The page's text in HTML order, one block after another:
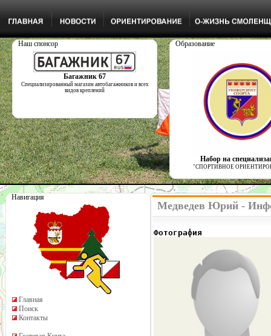
Наш спонсор
Багажник 67
Специализированный магазин автобагажников и всех
видов креплений
Образование
Набор на
"СПОРТИВНОЕ
Навигация
Главная
Поиск
Контакты
Медведев Юрий -
Фотография